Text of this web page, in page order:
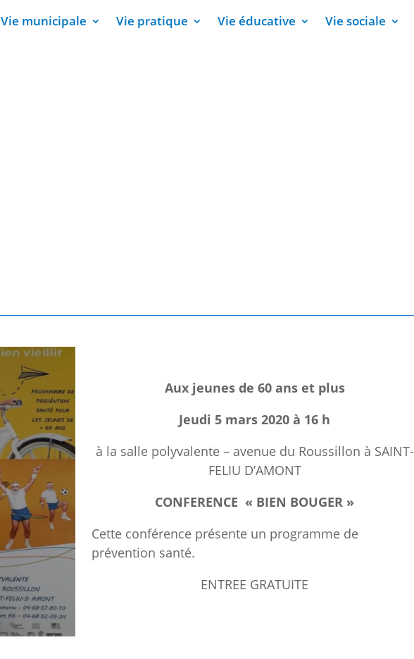
Vie municipale Vie pratique Vie éducative Vie sociale
Aux jeunes de 60 ans et plus
Jeudi 5 mars 2020 à 16 h
à la salle polyvalente – avenue du Roussillon à SAINT-
FELIU D’AMONT
CONFERENCE « BIEN BOUGER »
Cette conférence présente un programme de
prévention santé.
ENTREE GRATUITE